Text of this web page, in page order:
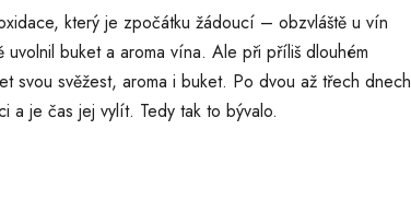
který je zpočátku žádoucí – obzvláště u vín
buket a aroma vína. Ale při příliš dlouhém
svou svěžest, aroma i buket. Po dvou až třech dnech
a je čas jej vylít. Tedy tak to bývalo.